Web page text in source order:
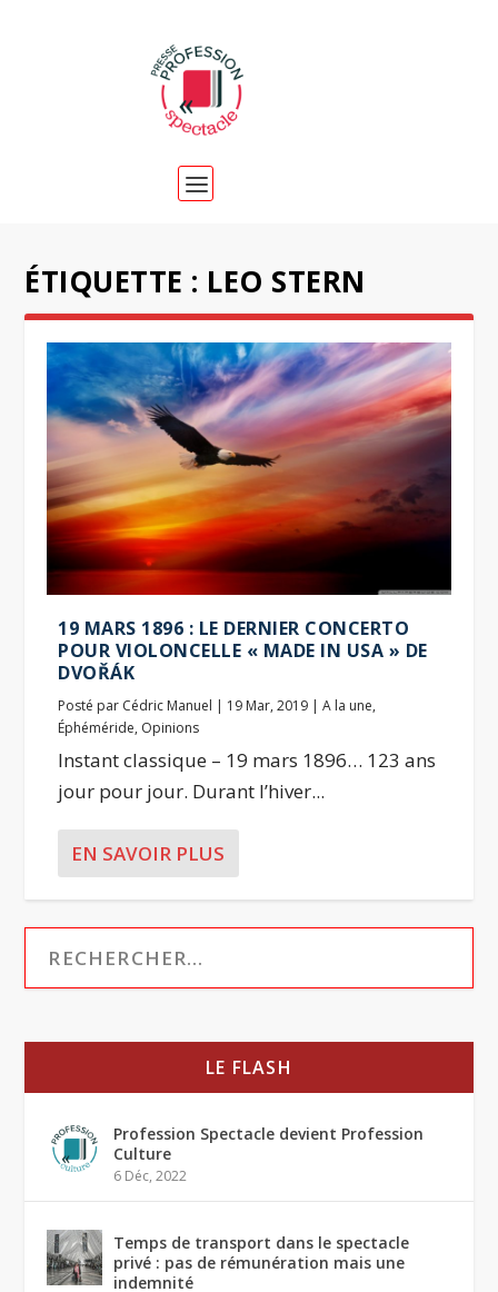
ÉTIQUETTE : LEO STERN
19 MARS 1896 : LE DERNIER CONCERTO
POUR VIOLONCELLE « MADE IN USA » DE
DVOŘÁK
Posté par Cédric Manuel | 19 Mar, 2019 |A la une,
Éphéméride, Opinions
Instant classique – 19 mars 1896… 123 ans
jour pour jour. Durant l’hiver...
EN SAVOIR PLUS
LE FLASH
Profession Spectacle devient Profession
Culture
6 Déc, 2022
Temps de transport dans le spectacle
privé : pas de rémunération mais une
indemnité